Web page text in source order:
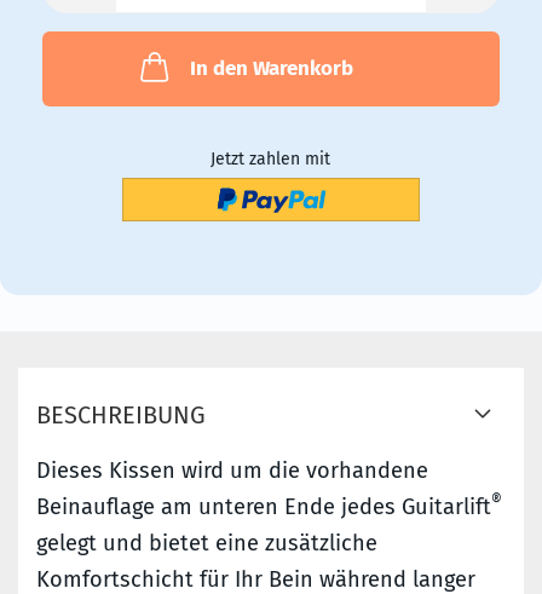
In den Warenkorb
Jetzt zahlen mit
BESCHREIBUNG
Dieses Kissen wird um die vorhandene
Beinauflage am unteren Ende jedes Guitarlift®
gelegt und bietet eine zusätzliche
Komfortschicht für Ihr Bein während langer